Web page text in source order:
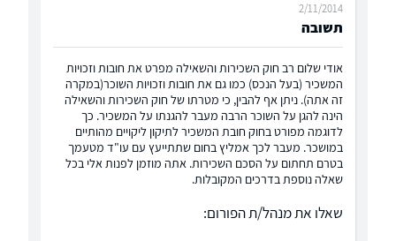
תשובה
2/11/2014
אודי שלום רב חוק השכירות והשאילה מפרט את חובות וזכויות
המשכיר (בעל הנכס) כמו גם את חובות וזכויות השוכר(במקרה
זה אתה). ניתן אף להבין, כי מטרתו של חוק השכירות והשאילה
הינה להגן על השוכר הרבה מעבר להגנתו על המשכיר. כך
לדוגמה מפורט בחוק חובת המשכיר לתיקון ליקויים מהותיים
במושכר. מעבר לכך אמליץ בחום שתתייעץ עם עו"ד מטעמך
בטרם תחתום על הסכם השכירות. אתה מוזמן לפנות אלי בכל
שאלה נוספת בדרכים המקובלות.
שאלו את מנהל/ת הפורום: